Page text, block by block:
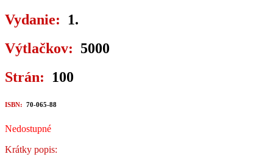
Vydanie: 1.
Výtlačkov: 5000
Strán: 100
ISBN: 70-065-88
Nedostupné
Krátky popis: